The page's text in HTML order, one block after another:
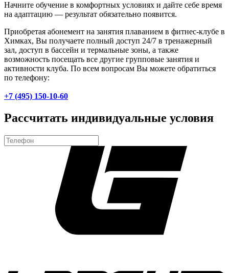
Начните обучение в комфортных условиях и дайте себе время
на адаптацию — результат обязательно появится.
Приобретая абонемент на занятия плаванием в фитнес-клубе в
Химках, Вы получаете полный доступ 24/7 в тренажерный
зал, доступ в бассейн и термальные зоны, а также
возможность посещать все другие групповые занятия и
активности клуба. По всем вопросам Вы можете обратиться
по телефону:
+7 (495) 150-10-60
Рассчитать индивидуальные условия